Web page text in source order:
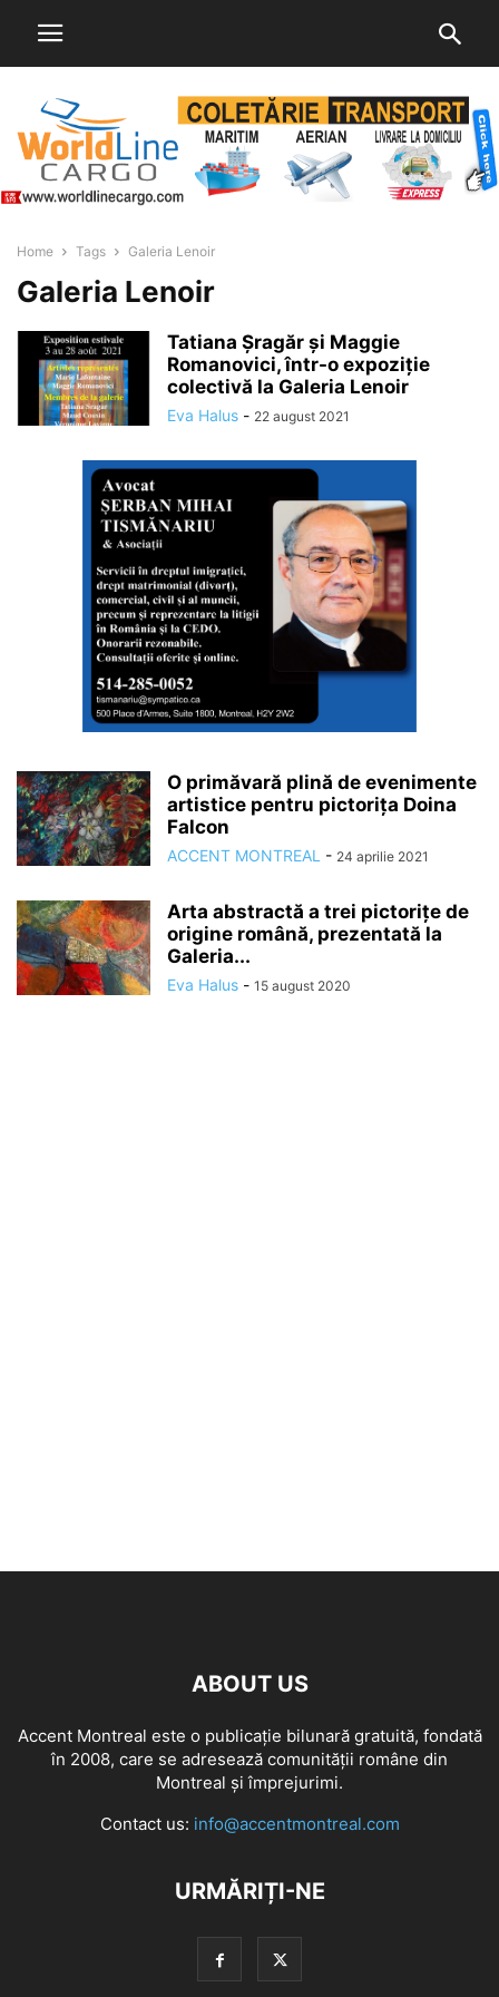
Home Tags Galeria Lenoir
Galeria Lenoir
Tatiana Șragăr și Maggie
Romanovici, într-o expoziție
colectivă la Galeria Lenoir
Eva Halus - 22 august 2021
O primăvară plină de evenimente
artistice pentru pictorița Doina
Falcon
ACCENT MONTREAL - 24 aprilie 2021
Arta abstractă a trei pictorițe de
origine română, prezentată la
Galeria...
Eva Halus - 15 august 2020
ABOUT US
Accent Montreal este o publicație bilunară gratuită, fondată
în 2008, care se adresează comunităţii române din
Montreal şi împrejurimi.
Contact us: info@accentmontreal.com
URMĂRIȚI-NE